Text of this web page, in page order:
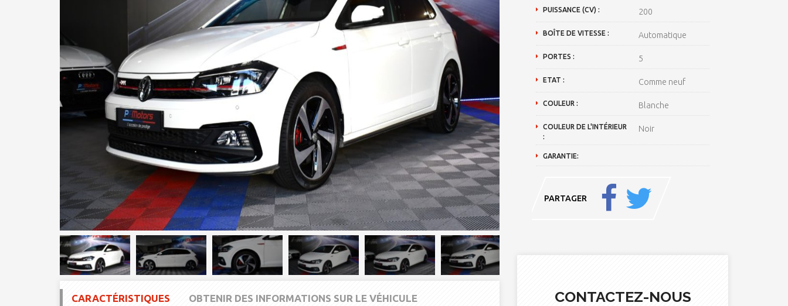
CARACTÉRISTIQUES OBTENIR DES INFORMATIONS SUR LE VÉHICULE
PUISSANCE (CV) : 200
BOÎTE DE VITESSE : Automatique
PORTES : 5
ETAT : Comme neuf
COULEUR : Blanche
COULEUR DE L'INTÉRIEUR
:
Noir
GARANTIE:
PARTAGER
CONTACTEZ-NOUS